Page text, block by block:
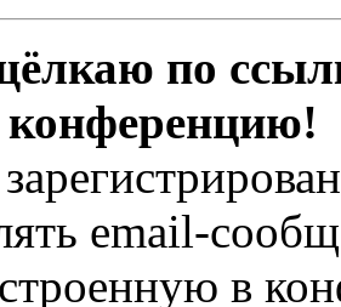
по
конференцию!
email-
в